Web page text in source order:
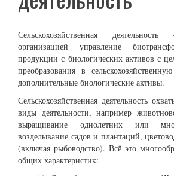
Сельскохозяйственная
организацией управление
продукции с биологических активов с
преобразования в
дополнительные биологические активы.
Сельскохозяйственная деятельность
виды деятельности, например
выращивание однолетних или
возделывание садов и плантаций,
(включая рыбоводство). Всё это
общих характеристик: